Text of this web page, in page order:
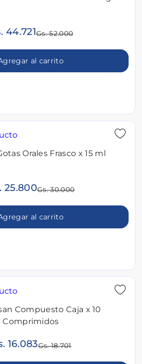
44.721Gs. 52.000
al carrito
Orales Frasco x 15 ml
25.800Gs. 30.000
al carrito
Compuesto Caja x 10
Comprimidos
16.083Gs. 18.701